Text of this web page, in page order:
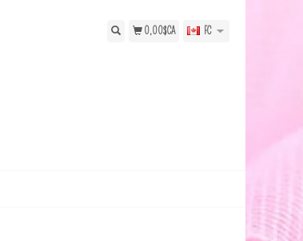
0,00$CA FC